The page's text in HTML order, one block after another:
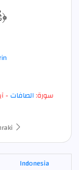
سورة:الصافات-
Indonesia